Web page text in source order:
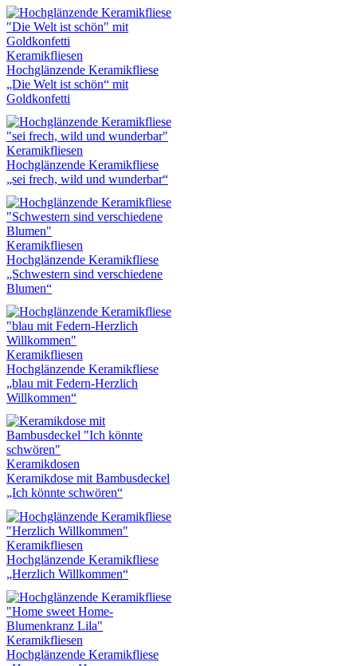
Keramikfliesen
Hochglänzende Keramikfliese
„Die Welt ist schön“ mit
Goldkonfetti
Keramikfliesen
Hochglänzende Keramikfliese
„sei frech, wild und wunderbar“
Keramikfliesen
Hochglänzende Keramikfliese
„Schwestern sind verschiedene
Blumen“
Keramikfliesen
Hochglänzende Keramikfliese
„blau mit Federn-Herzlich
Willkommen“
Keramikdosen
Keramikdose mit Bambusdeckel
„Ich könnte schwören“
Keramikfliesen
Hochglänzende Keramikfliese
„Herzlich Willkommen“
Keramikfliesen
Hochglänzende Keramikfliese